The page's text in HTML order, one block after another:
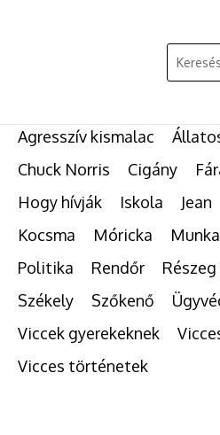
Keresés:
Agresszív kismalac
Chuck Norris
Cigány
Hogy hívják
Iskola Jean
Kocsma
Móricka
Politika
Rendőr Részeg
Székely
Szőkenő
Viccek gyerekeknek
Vicces történetek